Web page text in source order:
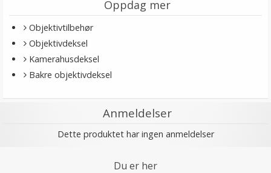
Oppdag mer
Objektivtilbehør
Objektivdeksel
Kamerahusdeksel
Bakre objektivdeksel
Anmeldelser
Dette produktet har ingen anmeldelser
Du er her